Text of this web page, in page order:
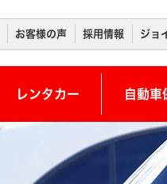
お客様の声 採用情報 ジョ
レンタカー 自動車